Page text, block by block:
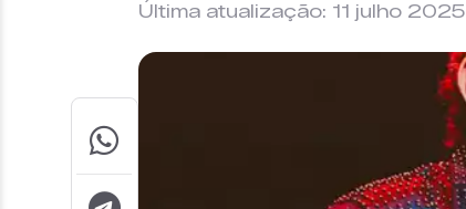
Última atualização: 11 julho 2025